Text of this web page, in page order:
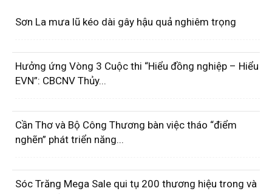
Sơn La mưa lũ kéo dài gây hậu quả nghiêm trọng
Hưởng ứng Vòng 3 Cuộc thi “Hiểu đồng nghiệp – Hiểu
EVN”: CBCNV Thủy...
Cần Thơ và Bộ Công Thương bàn việc tháo “điểm
nghẽn” phát triển năng...
Sóc Trăng Mega Sale qui tụ 200 thương hiệu trong và